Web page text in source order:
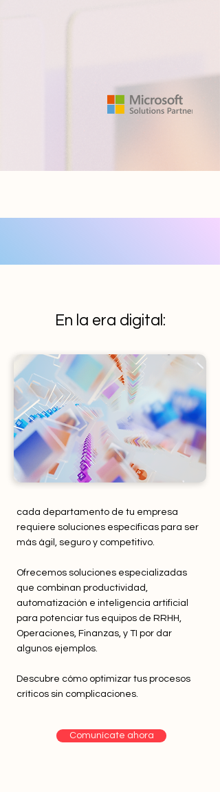
En la era digital:
cada departamento de tu empresa
requiere soluciones específicas para ser
más ágil, seguro y competitivo.
Ofrecemos soluciones especializadas
que combinan productividad,
automatización e inteligencia artificial
para potenciar tus equipos de RRHH,
Operaciones, Finanzas, y TI por dar
algunos ejemplos.
Descubre cómo optimizar tus procesos
críticos sin complicaciones.
Comunícate ahora